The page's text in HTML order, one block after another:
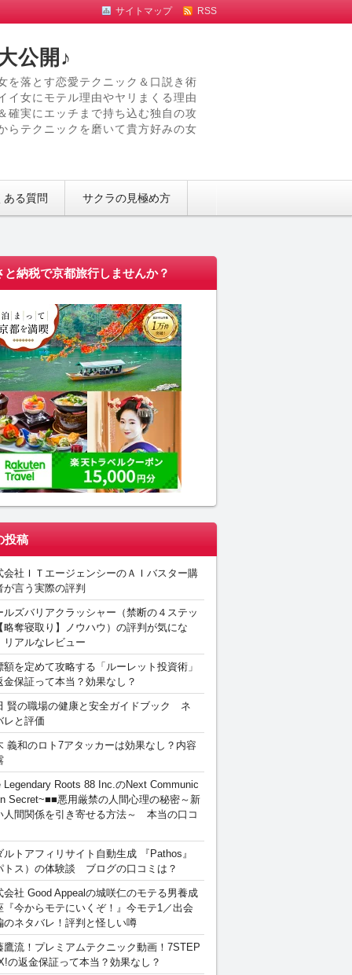
サイトマップ RSS
公開♪
を落とす恋愛テクニック＆口説き術
イ女にモテル理由やヤリまくる理由
確実にエッチまで持ち込む独自の攻
らテクニックを磨いて貴方好みの女
る質問 サクラの見極め方
と納税で京都旅行しませんか？
投稿
会社ＩＴエージェンシーのＡＩバスター購
が言う実際の評判
ルズバリアクラッシャー（禁断の４ステッ
略奪寝取り】ノウハウ）の評判が気にな
リアルなレビュー
額を定めて攻略する「ルーレット投資術」
金保証って本当？効果なし？
賢の職場の健康と安全ガイドブック ネ
レと評価
義和のロト7アタッカーは効果なし？内容
Legendary Roots 88 Inc.のNext Communic
Secret~■■悪用厳禁の人間心理の秘密～新
人間関係を引き寄せる方法～ 本当の口コ
ルトアフィリサイト自動生成 『Pathos』
トス）の体験談 ブログの口コミは？
会社 Good Appealの城咲仁のモテる男養成
『今からモテにいくぞ！』今モテ1／出会
のネタバレ！評判と怪しい噂
鷹流！プレミアムテクニック動画！7STEP
の返金保証って本当？効果なし？